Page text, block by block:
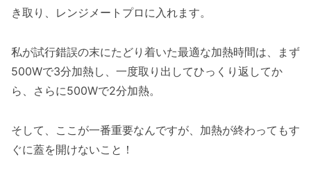
き取り、レンジメートプロに入れます。
私が試行錯誤の末にたどり着いた最適な加熱時間は、まず
500Wで3分加熱し、一度取り出してひっくり返してか
ら、さらに500Wで2分加熱。
そして、ここが一番重要なんですが、加熱が終わってもす
ぐに蓋を開けないこと！